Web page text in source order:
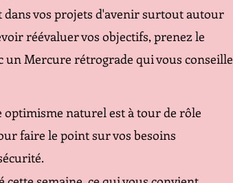
vos projets d'avenir surtout autour
réévaluer vos objectifs, prenez le
un Mercure rétrograde qui vous conseille
naturel est à tour de rôle
faire le point sur vos besoins